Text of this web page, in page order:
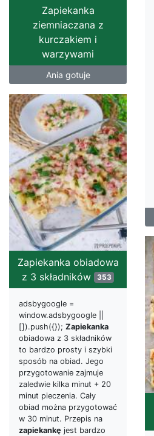
Zapiekanka
ziemniaczana z
kurczakiem i
warzywami
Ania gotuje
Zapiekanka obiadowa
z 3 składników
353
adsbygoogle =
window.adsbygoogle ||
[]).push({}); Zapiekanka
obiadowa z 3 składników
to bardzo prosty i szybki
sposób na obiad. Jego
przygotowanie zajmuje
zaledwie kilka minut + 20
minut pieczenia. Cały
obiad można przygotować
w 30 minut. Przepis na
zapiekankę jest bardzo